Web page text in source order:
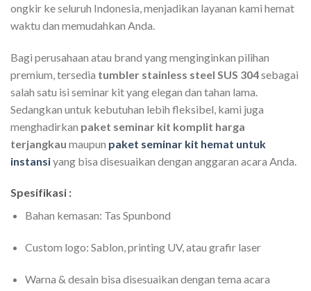
ongkir ke seluruh Indonesia, menjadikan layanan kami hemat
waktu dan memudahkan Anda.
Bagi perusahaan atau brand yang menginginkan pilihan
premium, tersedia tumbler stainless steel SUS 304sebagai
salah satu isi seminar kit yang elegan dan tahan lama.
Sedangkan untuk kebutuhan lebih fleksibel, kami juga
menghadirkan paket seminar kit komplit harga
terjangkau maupun paket seminar kit hemat untuk
instansiyang bisa disesuaikan dengan anggaran acara Anda.
Spesifikasi :
Bahan kemasan: Tas Spunbond
Custom logo: Sablon, printing UV, atau grafir laser
Warna & desain bisa disesuaikan dengan tema acara